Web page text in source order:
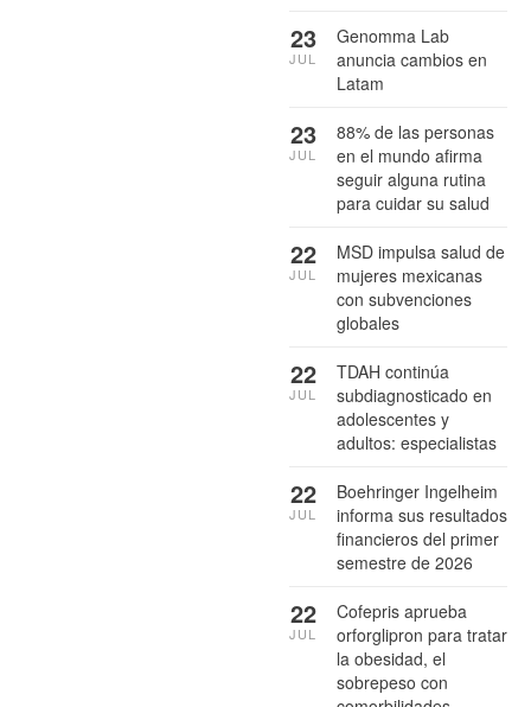
Genomma Lab
anuncia cambios en
Latam
23
JUL
88% de las personas
en el mundo afirma
seguir alguna rutina
para cuidar su salud
23
JUL
MSD impulsa salud de
mujeres mexicanas
con subvenciones
globales
22
JUL
TDAH continúa
subdiagnosticado en
adolescentes y
adultos: especialistas
22
JUL
Boehringer Ingelheim
informa sus resultados
financieros del primer
semestre de 2026
22
JUL
Cofepris aprueba
orforglipron para tratar
la obesidad, el
sobrepeso con
22
JUL